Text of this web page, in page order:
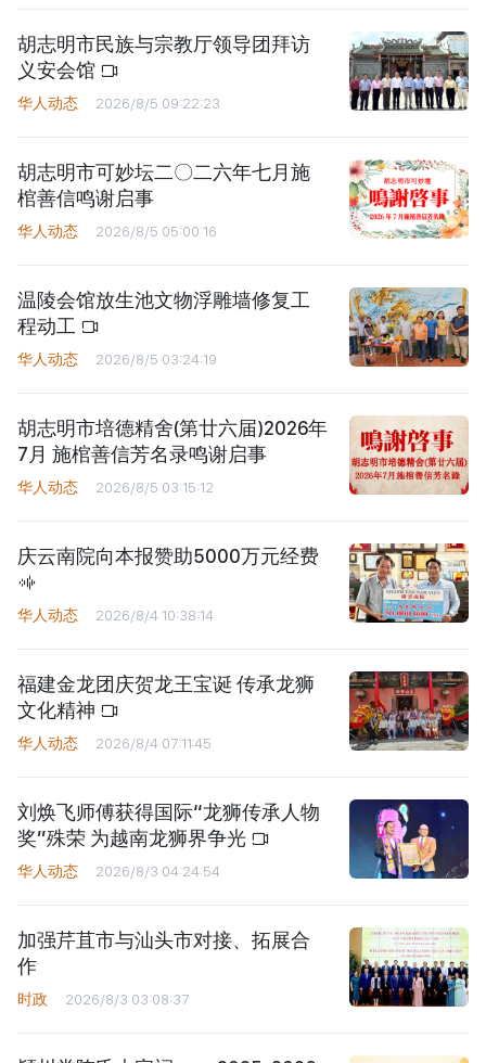
胡志明市民族与宗教厅领导团拜访
义安会馆
华人动态 2026/8/5 09:22:23
胡志明市可妙坛二〇二六年七月施
棺善信鸣谢启事
华人动态 2026/8/5 05:00:16
温陵会馆放生池文物浮雕墙修复工
程动工
华人动态 2026/8/5 03:24:19
胡志明市培德精舍(第廿六届)2026年
7月 施棺善信芳名录鸣谢启事
华人动态 2026/8/5 03:15:12
庆云南院向本报赞助5000万元经费
华人动态 2026/8/4 10:38:14
福建金龙团庆贺龙王宝诞 传承龙狮
文化精神
华人动态 2026/8/4 07:11:45
刘焕飞师傅获得国际“龙狮传承人物
奖”殊荣 为越南龙狮界争光
华人动态 2026/8/3 04:24:54
加强芹苴市与汕头市对接、拓展合
作
时政 2026/8/3 03:08:37